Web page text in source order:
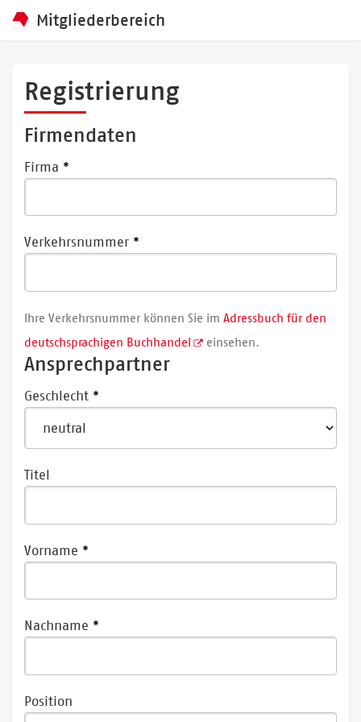
Mitgliederbereich
Registrierung
Firmendaten
Firma
Verkehrsnummer
Ihre Verkehrsnummer können Sie im Adressbuch für den
deutschsprachigen Buchhandel
einsehen.
Ansprechpartner
Geschlecht
Titel
Vorname
Nachname
Position